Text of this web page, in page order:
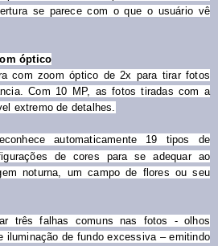
se parece com o que o usuário vê
óptico
com zoom óptico de 2x para tirar fotos
Com 10 MP, as fotos tiradas com a
extremo de detalhes.
automaticamente 19 tipos de
de cores para se adequar ao
noturna, um campo de flores ou seu
três falhas comuns nas fotos - olhos
iluminação de fundo excessiva – emitindo